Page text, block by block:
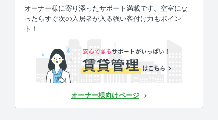
オーナー様に寄り添ったサポート満載です。空室にな
ったらすぐ次の入居者が入る強い客付け力もポイン
ト！
オーナー様向けページ